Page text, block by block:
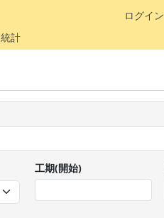
ログイン
統計
工期(開始)